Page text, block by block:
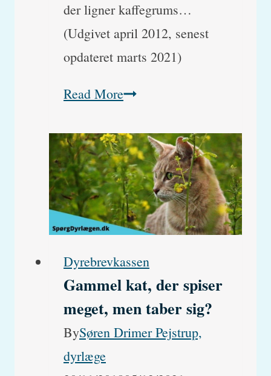
der ligner kaffegrums…
(Udgivet april 2012, senest
opdateret marts 2021)
Read MoreHund
voldsom
opkast
af
noget
der
ligner
kaffegrums
Dyrebrevkassen
Gammel kat, der spiser
meget, men taber sig?
BySøren Drimer Pejstrup,
dyrlæge